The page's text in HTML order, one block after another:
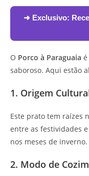
➜ Exclusivo:
O Porco à Paraguaia
saboroso. Aqui estão
1. Origem
Este prato tem raízes
entre as festividades
nos meses de inverno.
2. Modo de